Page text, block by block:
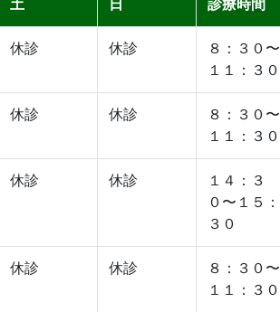
土 日 診療時間
休診 休診
８：３０〜
１１：３０
休診 休診
８：３０〜
１１：３０
休診 休診
１４：３
０〜１５：
３０
休診 休診
８：３０〜
１１：３０